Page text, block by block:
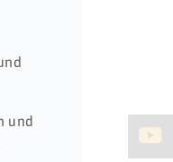
und